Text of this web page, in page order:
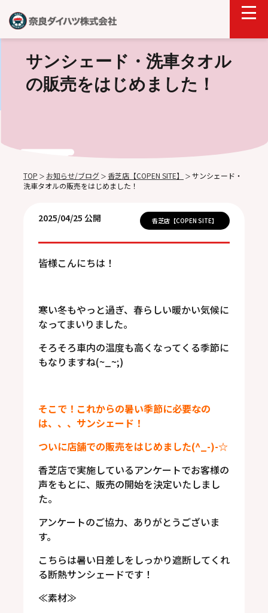
サンシェード・洗車タオル
の販売をはじめました！
TOP ＞ お知らせ/ブログ ＞ 香芝店【COPEN SITE】 ＞ サンシェード・
洗車タオルの販売をはじめました！
2025/04/25 公開 香芝店【COPEN SITE】
皆様こんにちは！
寒い冬もやっと過ぎ、春らしい暖かい気候に
なってまいりました。
そろそろ車内の温度も高くなってくる季節に
もなりますね(~_~;)
そこで！これからの暑い季節に必要なの
は、、、サンシェード！
ついに店舗での販売をはじめました(^_-)-☆
香芝店で実施しているアンケートでお客様の
声をもとに、販売の開始を決定いたしまし
た。
アンケートのご協力、ありがとうございま
す。
こちらは暑い日差しをしっかり遮断してくれ
る断熱サンシェードです！
≪素材≫